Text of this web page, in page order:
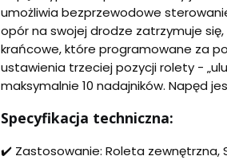
umożliwia bezprzewodowe
opór na swojej drodze zatrzymuje
krańcowe, które programowane za
ustawienia trzeciej pozycji rolety -
maksymalnie 10 nadajników. Napęd
Specyfikacja techniczna:
✔️ Zastosowanie: Roleta zewnętrzna,